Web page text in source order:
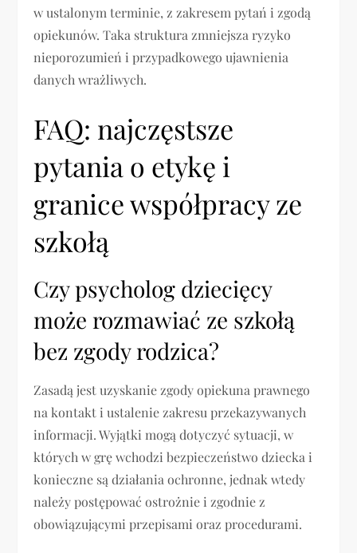
w ustalonym terminie, z zakresem pytań i zgodą
opiekunów. Taka struktura zmniejsza ryzyko
nieporozumień i przypadkowego ujawnienia
danych wrażliwych.
FAQ: najczęstsze
pytania o etykę i
granice współpracy ze
szkołą
Czy psycholog dziecięcy
może rozmawiać ze szkołą
bez zgody rodzica?
Zasadą jest uzyskanie zgody opiekuna prawnego
na kontakt i ustalenie zakresu przekazywanych
informacji. Wyjątki mogą dotyczyć sytuacji, w
których w grę wchodzi bezpieczeństwo dziecka i
konieczne są działania ochronne, jednak wtedy
należy postępować ostrożnie i zgodnie z
obowiązującymi przepisami oraz procedurami.